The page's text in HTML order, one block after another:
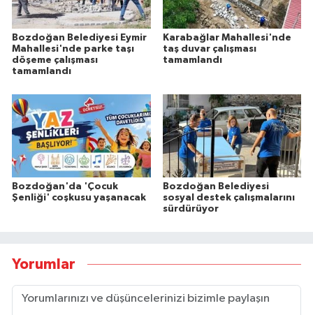
Bozdoğan Belediyesi Eymir
Mahallesi'nde parke taşı
döşeme çalışması
tamamlandı
Karabağlar Mahallesi'nde
taş duvar çalışması
tamamlandı
Bozdoğan'da 'Çocuk
Şenliği' coşkusu yaşanacak
Bozdoğan Belediyesi
sosyal destek çalışmalarını
sürdürüyor
Yorumlar